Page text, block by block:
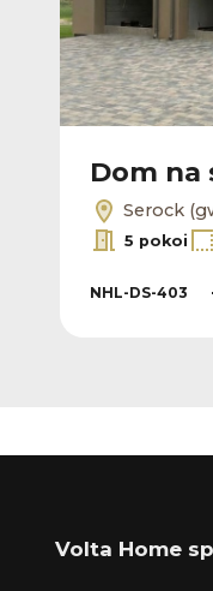
Dom na
Serock
5 pokoi
NHL-DS-403
Volta Home